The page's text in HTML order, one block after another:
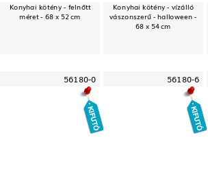
Konyhai kötény - felnőtt
méret - 68 x 52 cm
Konyhai kötény - vízálló
vászonszerű - halloween -
68 x 54 cm
56180-0 56180-6